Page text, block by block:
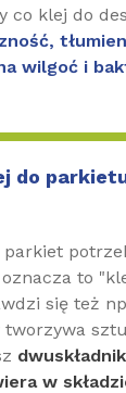
co klej do
wilgoć i
do
parkiet
to
się też
w